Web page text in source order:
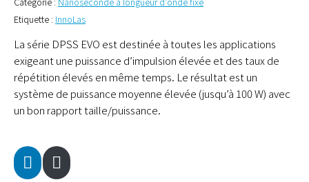
Etiquette : InnoLas
La série DPSS EVO est destinée à toutes les applications
exigeant une puissance d’impulsion élevée et des taux de
répétition élevés en même temps. Le résultat est un
système de puissance moyenne élevée (jusqu’à 100 W) avec
un bon rapport taille/puissance.